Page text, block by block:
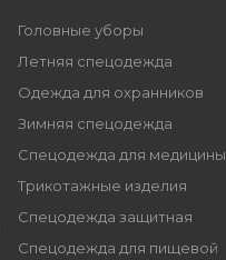
Головные уборы
Летняя спецодежда
Одежда для охранников
Зимняя спецодежда
Спецодежда для медицины
Трикотажные изделия
Спецодежда защитная
Спецодежда для пищевой